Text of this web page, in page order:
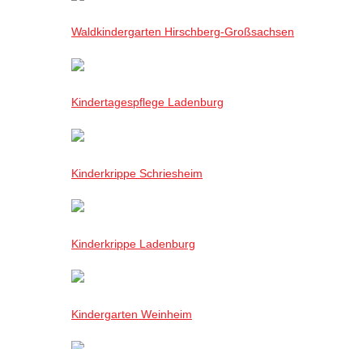
Waldkindergarten Hirschberg-Großsachsen
Kindertagespflege Ladenburg
Kinderkrippe Schriesheim
Kinderkrippe Ladenburg
Kindergarten Weinheim